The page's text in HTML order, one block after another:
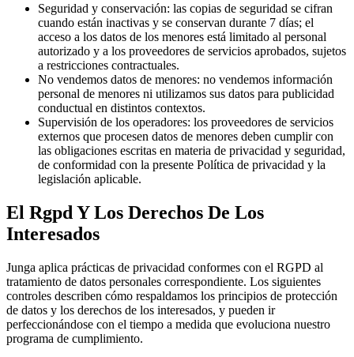
Seguridad y conservación: las copias de seguridad se cifran
cuando están inactivas y se conservan durante 7 días; el
acceso a los datos de los menores está limitado al personal
autorizado y a los proveedores de servicios aprobados, sujetos
a restricciones contractuales.
No vendemos datos de menores: no vendemos información
personal de menores ni utilizamos sus datos para publicidad
conductual en distintos contextos.
Supervisión de los operadores: los proveedores de servicios
externos que procesen datos de menores deben cumplir con
las obligaciones escritas en materia de privacidad y seguridad,
de conformidad con la presente Política de privacidad y la
legislación aplicable.
El Rgpd Y Los Derechos De Los
Interesados
Junga aplica prácticas de privacidad conformes con el RGPD al
tratamiento de datos personales correspondiente. Los siguientes
controles describen cómo respaldamos los principios de protección
de datos y los derechos de los interesados, y pueden ir
perfeccionándose con el tiempo a medida que evoluciona nuestro
programa de cumplimiento.